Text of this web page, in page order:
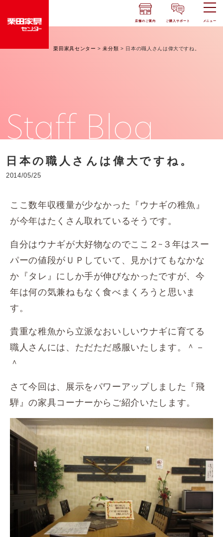
店舗のご案内 ご購入サポート メニュー
栗田家具センター >未分類 > 日本の職人さんは偉大ですね。
Staff Blog
日本の職人さんは偉大ですね。
2014/05/25
ここ数年収穫量が少なかった『ウナギの稚魚』
が今年はたくさん取れているそうです。
自分はウナギが大好物なのでここ２~３年はスー
パーの値段がＵＰしていて、見かけてもなかな
か『タレ』にしか手が伸びなかったですが、今
年は何の気兼ねもなく食べまくろうと思いま
す。
貴重な稚魚から立派なおいしいウナギに育てる
職人さんには、ただただ感服いたします。＾－
＾
さて今回は、展示をパワーアップしました『飛
騨』の家具コーナーからご紹介いたします。